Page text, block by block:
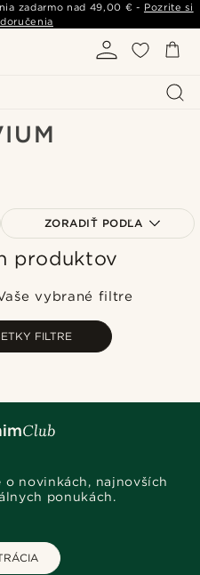
zadarmo nad 49,00 € - Pozrite si
ZORADIŤ PODĽA
Najpopulárnejšie
Najlacnejšie
Najdrahšie
produktov
vybrané filtre
FILTRE
novinkách, najnovších
ponukách.